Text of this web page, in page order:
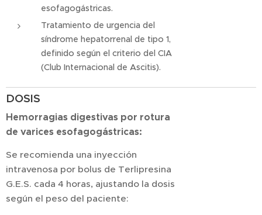
esofagogástricas.
Tratamiento de urgencia del
síndrome hepatorrenal de tipo 1,
definido según el criterio del CIA
(Club Internacional de Ascitis).
DOSIS
Hemorragias digestivas por rotura
de varices esofagogástricas:
Se recomienda una inyección
intravenosa por bolus de Terlipresina
G.E.S. cada 4 horas, ajustando la dosis
según el peso del paciente: